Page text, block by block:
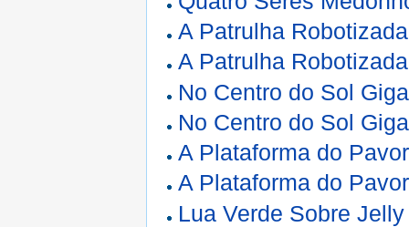
A Patrulha Robotizada
A Patrulha
No Centro do Sol
No Centro do Sol
A Plataforma do Pavor
A Plataforma do
Lua Verde Sobre